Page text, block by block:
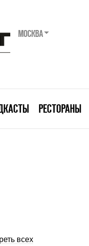
МОСКВА
РЕСТОРАНЫ
всех